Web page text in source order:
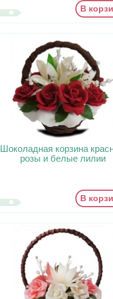
В
Шоколадная корзина
розы и белые лилии
В